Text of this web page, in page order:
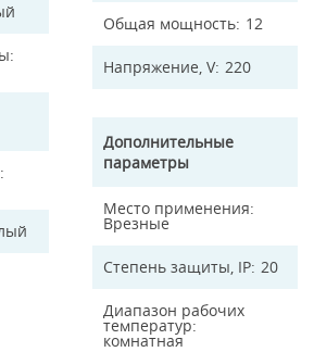
Общая мощность 12
Напряжение, V 220
Дополнительные
параметры
Место применения
Врезные
Степень защиты, IP 20
Диапазон рабочих
температур
комнатная